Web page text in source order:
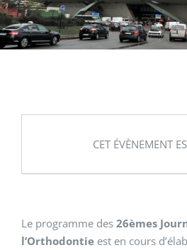
CET ÉVÈNEMENT
Le programme des 26èmes
l’Orthodontie est en cours